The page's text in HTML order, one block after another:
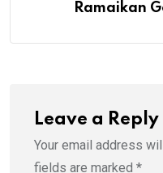
Ramaikan
Leave a Reply
Your email address
fields are marked *